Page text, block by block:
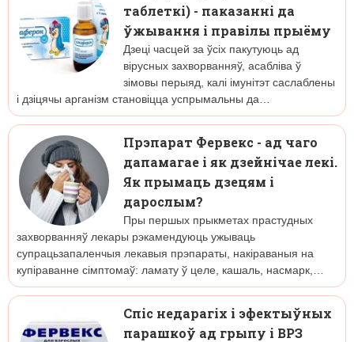
таблеткі) - паказанні да
ўжывання і правілы прыёму
Дзеці часцей за ўсіх пакутуюць ад
вірусных захворванняў, асабліва ў
зімовы перыяд, калі імунітэт саслаблены
і дзіцячы арганізм становіцца успрымальны да…
Прэпарат Фервекс - ад чаго
дапамагае і як дзейнічае лекі.
Як прымаць дзецям і
дарослым?
Пры першых прыкметах прастудных
захворванняў лекары рэкамендуюць ужываць
супрацьзапаленчыя лекавыя прэпараты, накіраваныя на
купіраванне сімптомаў: ламату ў целе, кашаль, насмарк,…
Спіс недарагіх і эфектыўных
парашкоў ад грыпу і ВРЗ